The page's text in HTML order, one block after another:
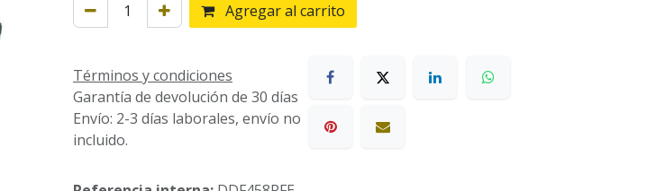
Agregar al carrito
Términos y condiciones
Garantía de devolución de 30 días
Envío: 2-3 días laborales, envío no
incluido.